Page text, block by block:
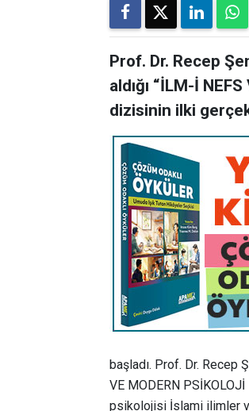
Prof. Dr. Recep
aldığı “İLM-İ
dizisinin ilki
başladı. Prof. Dr. Recep
VE MODERN
psikolojisi İslami ilimler